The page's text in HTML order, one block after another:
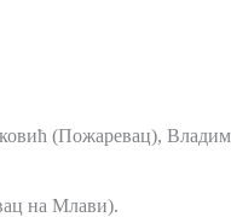
(Пожаревац),
на Млави).